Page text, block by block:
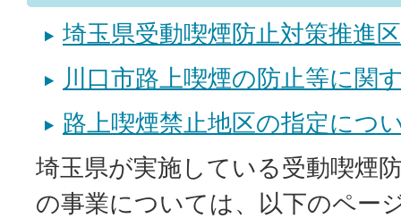
埼玉県受動喫煙防止対策推進
川口市路上喫煙の防止等に関
路上喫煙禁止地区の指定につ
埼玉県が実施している受動喫煙
の事業については、以下のペー